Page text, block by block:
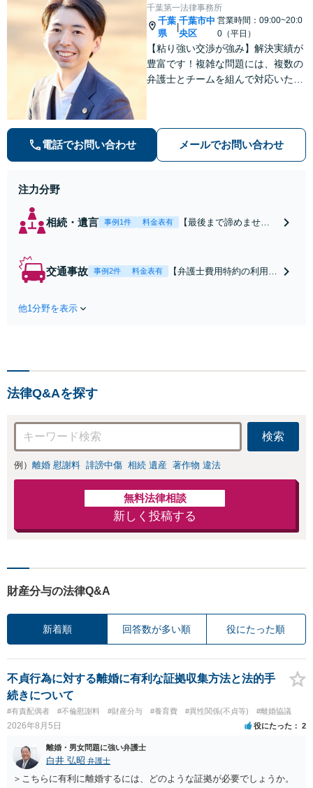
千葉第一法律事務所
千葉
県
千葉市中
央区
営業時間：09:00~20:0
0（平日）
【粘り強い交渉が強み】解決実績が
豊富です！複雑な問題には、複数の
弁護士とチームを組んで対応いたし
気軽にご相談ください。
電話でお問い合わせ メールでお問い合わせ
注力分野
相続・遺言 事例1件 料金表有
【最後まで諦めませ
合意してしまう前にご
交通事故 事例2件 料金表有
【弁護士費用特約の利用＆
は損をしてしまうかもしれ
他1分野を表示
法律Q&Aを探す
検索
例） 離婚 慰謝料 誹謗中傷 相続 遺産 著作物 違法
無料法律相談
新しく投稿する
財産分与の法律Q&A
新着順 回答数が多い順 役にたった順
不貞行為に対する離婚に有利な証拠収集方法と法的手
続きについて
#有責配偶者 #不倫慰謝料 #財産分与 #養育費 #異性関係(不貞等) #離婚協議
2026年8月5日 役にたった 2
離婚・男女問題に強い弁護士
白井 弘昭 弁護士
＞こちらに有利に離婚するには、どのような証拠が必要でしょうか。